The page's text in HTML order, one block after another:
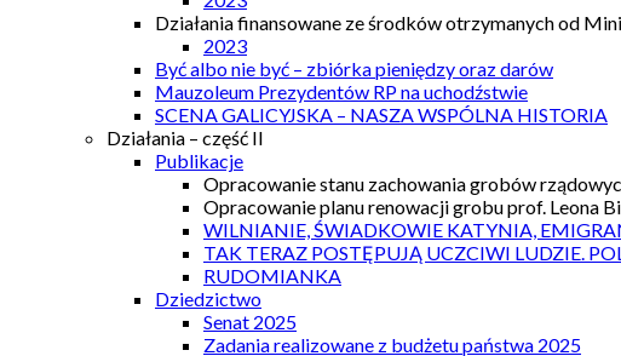
Działania finansowane ze środków otrzymanych od
2023
Być albo nie być – zbiórka pieniędzy oraz darów
Mauzoleum Prezydentów RP na uchodźstwie
SCENA GALICYJSKA – NASZA WSPÓLNA HISTORIA
Działania – część II
Publikacje
Opracowanie stanu zachowania grobów
Opracowanie planu renowacji grobu prof. Leona
WILNIANIE, ŚWIADKOWIE KATYNIA,
TAK TERAZ POSTĘPUJĄ UCZCIWI LUDZIE.
RUDOMIANKA
Dziedzictwo
Senat 2025
Zadania realizowane z budżetu państwa 2025